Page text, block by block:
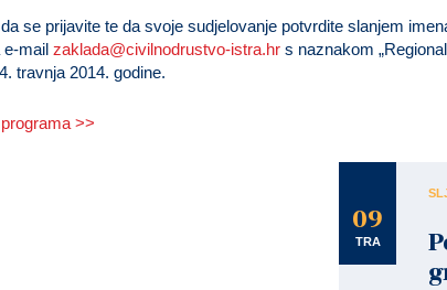
se prijavite te da svoje sudjelovanje potvrdite slanjem
e-mail zaklada@civilnodrustvo-istra.hr s naznakom
travnja 2014. godine.
>>
09
TRA